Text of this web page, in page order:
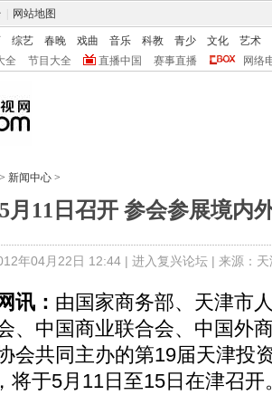
网站地图
综艺 春晚 戏曲 音乐 科教 青少 文化
艺术
全 节目大全 直播中国 赛事直播 网络
> 新闻中心 >
月11日召开 参会参展境内
年04月22日 12:44 | 进入复兴论坛| 来源：
讯： 由国家商务部、天津市
、中国商业联合会、中国外
会共同主办的第19届天津投
将于5月11日至15日在津召